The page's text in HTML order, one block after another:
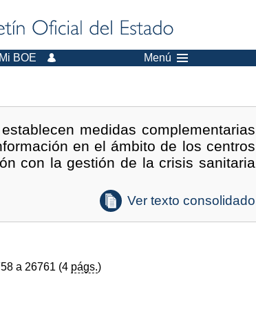
Mi BOE Menú
medidas complementarias
en el ámbito de los centros
con la gestión de la crisis sanitaria
Ver texto consolidado
a 26761 (4 págs.)